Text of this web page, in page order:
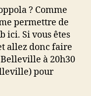
en
à
La
lumière
de
Belleville
? Comme
permettre de
ici. Si vous êtes
allez donc faire
à 20h30
pour